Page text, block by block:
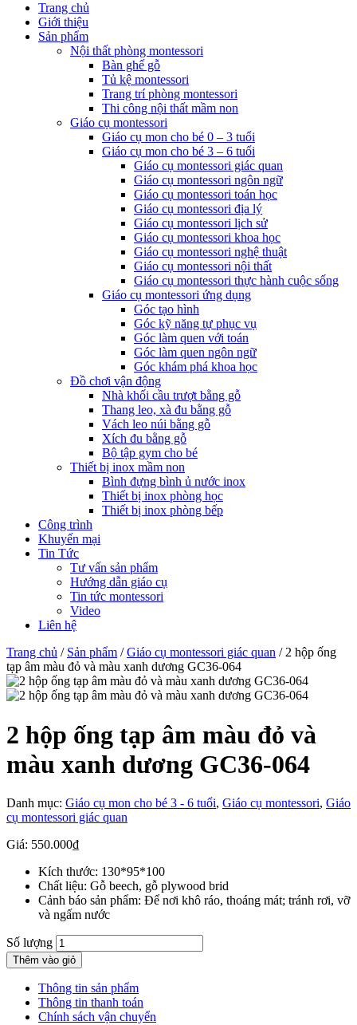
Trang chủ
Giới thiệu
Sản phẩm
Nội thất phòng montessori
Bàn ghế gỗ
Tủ kệ montessori
Trang trí phòng montessori
Thi công nội thất mầm non
Giáo cụ montessori
Giáo cụ mon cho bé 0 – 3 tuổi
Giáo cụ mon cho bé 3 – 6 tuổi
Giáo cụ montessori giác quan
Giáo cụ montessori ngôn ngữ
Giáo cụ montessori toán học
Giáo cụ montessori địa lý
Giáo cụ montessori lịch sử
Giáo cụ montessori khoa học
Giáo cụ montessori nghệ thuật
Giáo cụ montessori nội thất
Giáo cụ montessori thực hành cuộc sống
Giáo cụ montessori ứng dụng
Góc tạo hình
Góc kỹ năng tự phục vụ
Góc làm quen với toán
Góc làm quen ngôn ngữ
Góc khám phá khoa học
Đồ chơi vận động
Nhà khối cầu trượt bằng gỗ
Thang leo, xà đu bằng gỗ
Vách leo núi bằng gỗ
Xích đu bằng gỗ
Bộ tập gym cho bé
Thiết bị inox mầm non
Bình đựng bình ủ nước inox
Thiết bị inox phòng học
Thiết bị inox phòng bếp
Công trình
Khuyến mại
Tin Tức
Tư vấn sản phẩm
Hướng dẫn giáo cụ
Tin tức montessori
Video
Liên hệ
Trang chủ / Sản phẩm /Giáo cụ montessori giác quan / 2 hộp ống
tạp âm màu đỏ và màu xanh dương GC36-064
2 hộp ống tạp âm màu đỏ và
màu xanh dương GC36-064
Danh mục: Giáo cụ mon cho bé 3 - 6 tuổi, Giáo cụ montessori, Giáo
cụ montessori giác quan
Giá: 550.000₫
Kích thước: 130*95*100
Chất liệu: Gỗ beech, gỗ plywood brid
Cảnh báo sản phẩm: Để nơi khô ráo, thoáng mát; tránh rơi, vỡ
và ngấm nước
Số lượng
Thêm vào giỏ
Thông tin sản phẩm
Thông tin thanh toán
Chính sách vận chuyển